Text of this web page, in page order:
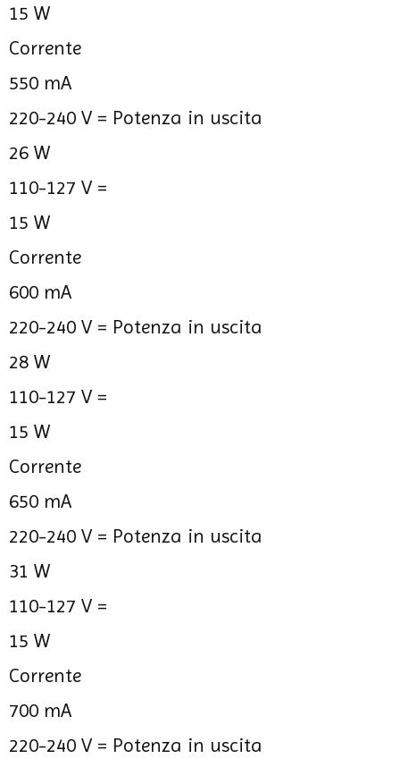
15 W
Corrente
550 mA
220-240 V = Potenza in uscita
26 W
110-127 V =
15 W
Corrente
600 mA
220-240 V = Potenza in uscita
28 W
110-127 V =
15 W
Corrente
650 mA
220-240 V = Potenza in uscita
31 W
110-127 V =
15 W
Corrente
700 mA
220-240 V = Potenza in uscita